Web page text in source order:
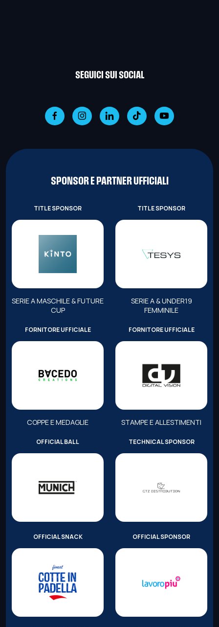
SEGUICI SUI SOCIAL
SPONSOR E PARTNER UFFICIALI
TITLE SPONSOR
SERIE A MASCHILE & FUTURE
CUP
TITLE SPONSOR
SERIE A & UNDER19
FEMMINILE
FORNITORE UFFICIALE
COPPE E MEDAGLIE
FORNITORE UFFICIALE
STAMPE E ALLESTIMENTI
OFFICIAL BALL TECHNICAL SPONSOR
OFFICIAL SNACK OFFICIAL SPONSOR